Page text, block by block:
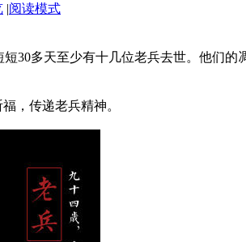
|阅读模式
30多天至少有十几位老兵去世。他们
，传递老兵精神。